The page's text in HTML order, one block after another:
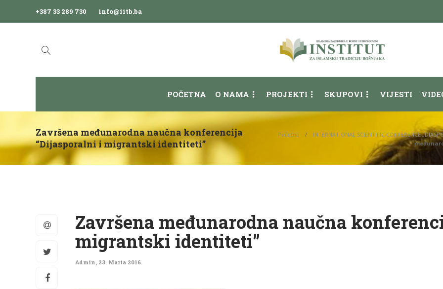
+387 33 289 730 info@iitb.ba
POČETNA O NAMA PROJEKTI SKUPOVI VIJESTI
Završena međunarodna naučna konferencija
“Dijasporalni i migrantski identiteti”
Početna INTERNATIONAL SCIENTIFIC CONFERENCE
Završena međunarodna naučna
migrantski identiteti”
Admin, 23. Marta 2016.